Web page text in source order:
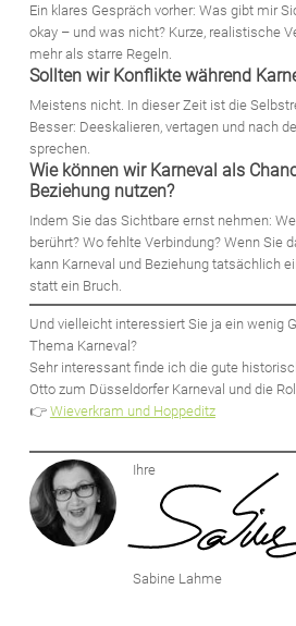
Ein klares Gespräch vorher: Was gibt mir
okay – und was nicht? Kurze, realistische
mehr als starre Regeln.
Sollten wir Konflikte während
Meistens nicht. In dieser Zeit ist die
Besser: Deeskalieren, vertagen und nach
sprechen.
Wie können wir Karneval als
Beziehung nutzen?
Indem Sie das Sichtbare ernst nehmen:
berührt? Wo fehlte Verbindung? Wenn Sie
kann Karneval und Beziehung tatsächlich
statt ein Bruch.
Und vielleicht interessiert Sie ja ein wenig
Thema Karneval?
Sehr interessant finde ich die gute
Otto zum Düsseldorfer Karneval und die
👉 Wieverkram und Hoppeditz
Ihre
Sabine Lahme